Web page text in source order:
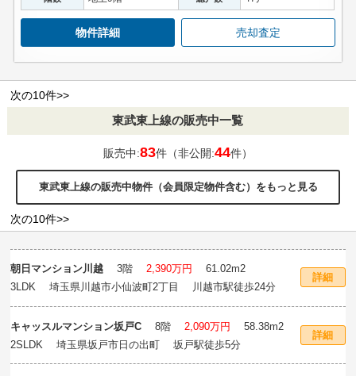
物件詳細 売却査定
次の10件>>
東武東上線の販売中一覧
販売中:83件（非公開:44件）
東武東上線の販売中物件（会員限定物件含む）をもっと見る
次の10件>>
朝日マンション川越 3階2,390万円 61.02m2
3LDK 埼玉県川越市小仙波町2丁目 川越市駅徒歩24分
詳細
キャッスルマンション坂戸C 8階 2,090万円 58.38m2
2SLDK 埼玉県坂戸市日の出町 坂戸駅徒歩5分
詳細